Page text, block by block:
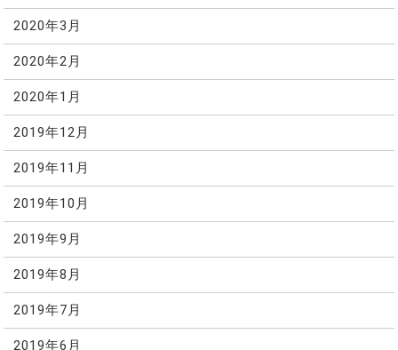
2020年3月
2020年2月
2020年1月
2019年12月
2019年11月
2019年10月
2019年9月
2019年8月
2019年7月
2019年6月